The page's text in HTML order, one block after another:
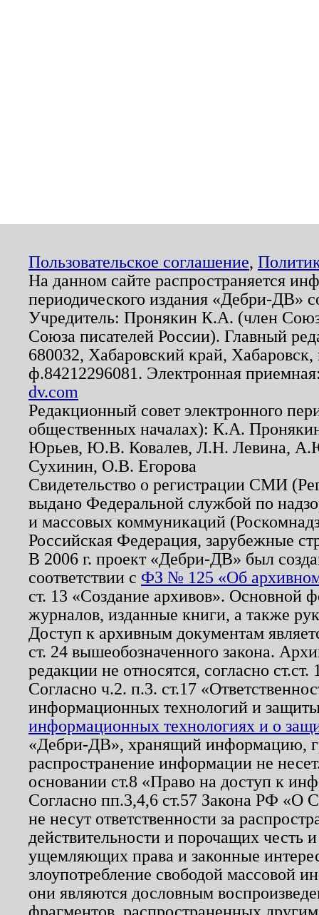
Пользовательское соглашение,
На данном сайте распространяется
периодического издания «Дебри-ДВ»
Учредитель: Пронякин К.А. (член
Союза писателей России). Главный
680032, Хабаровский край,
ф.84212296081. Электронная
dv.com
Редакционный совет электронного
общественных началах): К.А.
Юрьев, Ю.В. Ковалев, Л.Н. Левина,
Сухинин, О.В. Егорова
Свидетельство о регистрации СМИ
выдано Федеральной службой по
и массовых коммуникаций
Российская Федерация, зарубежные
В 2006 г. проект «Дебри-ДВ» был
соответствии с ФЗ № 125 «Об
ст. 13 «Создание архивов». Основной
журналов, изданные книги, а также
Доступ к архивным документам
ст. 24 вышеобозначенного закона.
редакции не относятся, согласно
Согласно ч.2. п.3. ст.17
информационных технологий и
информационных технологиях и о
«Дебри-ДВ», хранящий информацию,
распространение информации не
основании ст.8 «Право на доступ к
Согласно пп.3,4,6 ст.57 Закона РФ «О
не несут ответственности за
действительности и порочащих честь
ущемляющих права и законные
злоупотребление свободой массовой
они являются дословным
фрагментов, распространенных